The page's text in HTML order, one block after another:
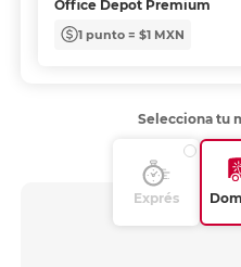
Office Depot Premium
1 punto = $1 MXN
Selecciona tu
Exprés